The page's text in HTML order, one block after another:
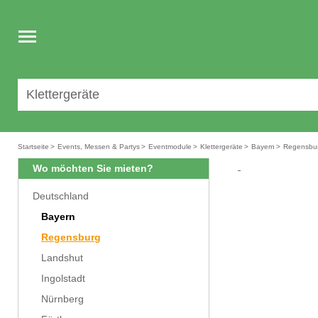
Toggle
navigation
Startseite > Events, Messen & Partys> Eventmodule > Klettergeräte > Bayern >
Wo möchten Sie mieten?
Deutschland
Bayern
Regensburg
Landshut
Ingolstadt
Nürnberg